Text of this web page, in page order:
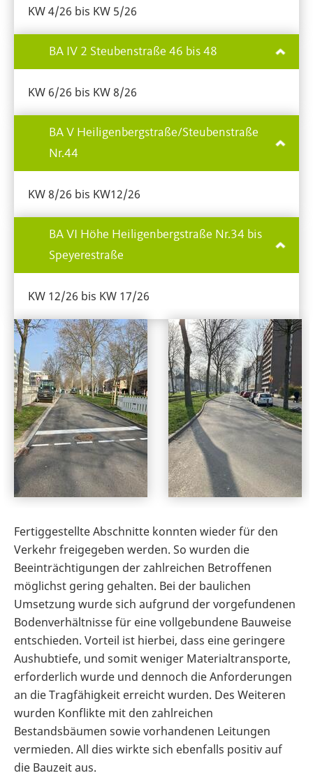
KW 4/26 bis KW 5/26
BA IV 2 Steubenstraße 46 bis 48
KW 6/26 bis KW 8/26
BA V Heiligenbergstraße/Steubenstraße
Nr.44
KW 8/26 bis KW12/26
BA VI Höhe Heiligenbergstraße Nr.34 bis
Speyerestraße
KW 12/26 bis KW 17/26
Fertiggestellte Abschnitte konnten wieder für den
Verkehr freigegeben werden. So wurden die
Beeinträchtigungen der zahlreichen Betroffenen
möglichst gering gehalten. Bei der baulichen
Umsetzung wurde sich aufgrund der vorgefundenen
Bodenverhältnisse für eine vollgebundene Bauweise
entschieden. Vorteil ist hierbei, dass eine geringere
Aushubtiefe, und somit weniger Materialtransporte,
erforderlich wurde und dennoch die Anforderungen
an die Tragfähigkeit erreicht wurden. Des Weiteren
wurden Konflikte mit den zahlreichen
Bestandsbäumen sowie vorhandenen Leitungen
vermieden. All dies wirkte sich ebenfalls positiv auf
die Bauzeit aus.